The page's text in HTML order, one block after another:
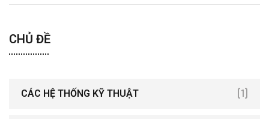
CHỦ ĐỀ
CÁC HỆ THỐNG KỸ THUẬT [1]